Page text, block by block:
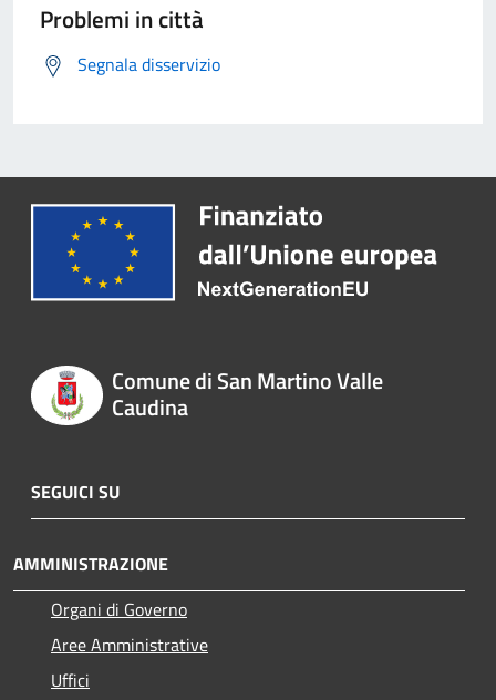
Problemi in città
Segnala disservizio
Comune di San Martino Valle
Caudina
SEGUICI SU
AMMINISTRAZIONE
Organi di Governo
Aree Amministrative
Uffici